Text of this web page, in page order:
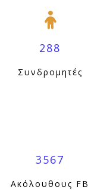
288
Συνδρομητές
3567
Ακόλουθους FB